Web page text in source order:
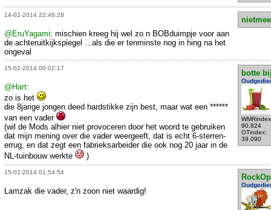
14-02-2014 22:46:28
@EruYagami: mischien kreeg hij wel zo n BOBduimpje voor aan
de achteruitkijkspiegel ...als die er tenminste nog in hing na het
ongeval
15-02-2014 00:02:17
botte
90.824
OTindex:
39.090
@Hart:
zo is het
die 8jarige jongen deed hardstikke zijn best, maar wat een ******
van een vader
(wil de Mods alhier niet provoceren door het woord te gebruiken
dat mijn mening over die vader weergeeft, dat is echt 6-sterren-
errug, en dat zegt een fabrieksarbeider die ook nog 20 jaar in de
NL-tuinbouw werkte
)
15-02-2014 01:54:54
Lamzak die vader, z'n zoon niet waardig!